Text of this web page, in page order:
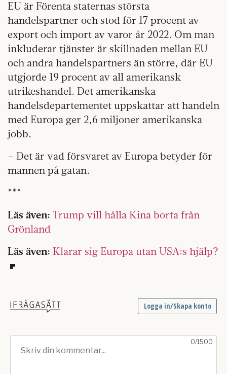
EU är Förenta staternas största
handelspartner och stod för 17 procent av
export och import av varor år 2022. Om man
inkluderar tjänster är skillnaden mellan EU
och andra handelspartners än större, där EU
utgjorde 19 procent av all amerikansk
utrikeshandel. Det amerikanska
handelsdepartementet uppskattar att handeln
med Europa ger 2,6 miljoner amerikanska
jobb.
– Det är vad försvaret av Europa betyder för
mannen på gatan.
***
Läs även: Trump vill hålla Kina borta från
Grönland
Läs även: Klarar sig Europa utan USA:s hjälp?